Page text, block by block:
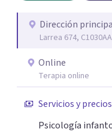
construcción de una
malestar.
Dirección
Larrea 674,
Online
Terapia online
Servicios y precios
Psicología